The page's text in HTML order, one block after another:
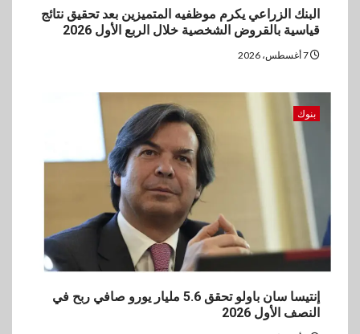
البنك الزراعي يكرم موظفيه المتميزين بعد تحقيق نتائج
قياسية بالقروض الشخصية خلال الربع الأول 2026
بنوك
إنتيسا سان باولو تحقق 5.6 مليار يورو صافي ربح في
النصف الأول 2026